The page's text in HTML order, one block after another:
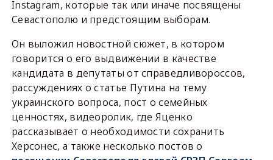
Instagram, которые так или иначе посвящены
Севастополю и предстоящим выборам.
Он выложил новостной сюжет, в котором
говорится о его выдвижении в качестве
кандидата в депутаты от справедливороссов,
рассуждениях о статье Путина на тему
украинского вопроса, пост о семейных
ценностях, видеоролик, где Яценко
рассказывает о необходимости сохранить
Херсонес, а также несколько постов о